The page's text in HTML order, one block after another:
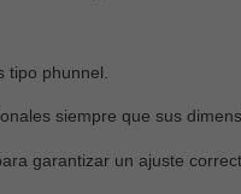
phunnel.
siempre que sus
garantizar un ajuste